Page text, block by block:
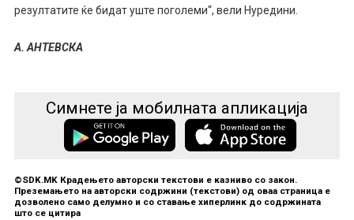
резултатите ќе бидат уште поголеми“, вели Нуредини.
А. АНТЕВСКА
Симнете ја мобилната апликација
©SDK.MK Крадењето авторски текстови е казниво со закон.
Преземањето на авторски содржини (текстови) од оваа страница е
дозволено само делумно и со ставање хиперлинк до содржината
што се цитира